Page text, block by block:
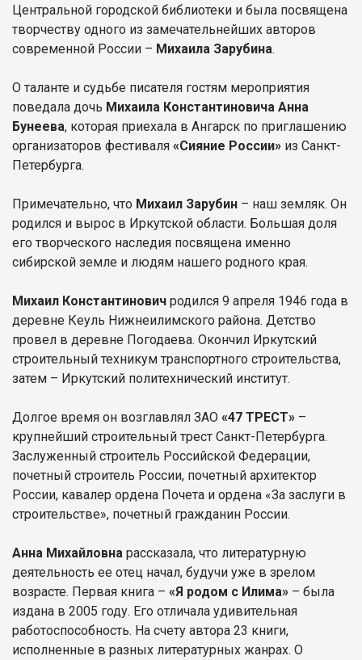
Центральной городской библиотеки и была посвящена
творчеству одного из замечательнейших авторов
современной России – Михаила Зарубина.
О таланте и судьбе писателя гостям мероприятия
поведала дочь Михаила Константиновича Анна
Бунеева, которая приехала в Ангарск по приглашению
организаторов фестиваля «Сияние России» из Санкт-
Петербурга.
Примечательно, что Михаил Зарубин – наш земляк. Он
родился и вырос в Иркутской области. Большая доля
его творческого наследия посвящена именно
сибирской земле и людям нашего родного края.
Михаил Константинович родился 9 апреля 1946 года в
деревне Кеуль Нижнеилимского района. Детство
провел в деревне Погодаева. Окончил Иркутский
строительный техникум транспортного строительства,
затем – Иркутский политехнический институт.
Долгое время он возглавлял ЗАО «47 ТРЕСТ» –
крупнейший строительный трест Санкт-Петербурга.
Заслуженный строитель Российской Федерации,
почетный строитель России, почетный архитектор
России, кавалер ордена Почета и ордена «За заслуги в
строительстве», почетный гражданин России.
Анна Михайловна рассказала, что литературную
деятельность ее отец начал, будучи уже в зрелом
возрасте. Первая книга – «Я родом с Илима» – была
издана в 2005 году. Его отличала удивительная
работоспособность. На счету автора 23 книги,
исполненные в разных литературных жанрах. О